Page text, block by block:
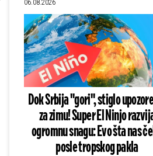
06.08.2026
Dok Srbija "gori", stiglo
za zimu! Super El Ninjo
ogromnu snagu: Evo šta nas
posle tropskog pakla